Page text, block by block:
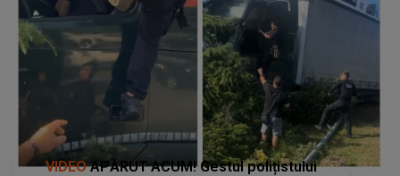
VIDEOAPĂRUT ACUM! Gestul polițistului